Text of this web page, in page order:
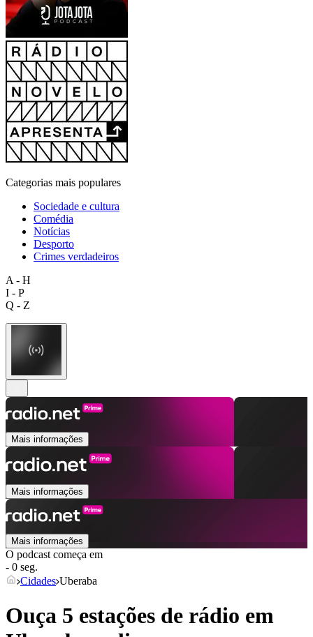
Categorias mais populares
Sociedade e cultura
Comédia
Notícias
Desporto
Crimes verdadeiros
A - H
I - P
Q - Z
Mais informações
Mais informações
Mais informações
O podcast começa em
- 0 seg.
Cidades Uberaba
Ouça 5 estações de rádio em